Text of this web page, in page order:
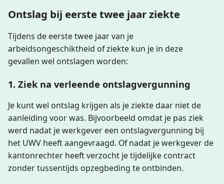
Ontslag bij eerste twee jaar ziekte
Tijdens de eerste twee jaar van je
arbeidsongeschiktheid of ziekte kun je in deze
gevallen wel ontslagen worden:
1. Ziek na verleende ontslagvergunning
Je kunt wel ontslag krijgen als je ziekte daar niet de
aanleiding voor was. Bijvoorbeeld omdat je pas ziek
werd nadat je werkgever een ontslagvergunning bij
het UWV heeft aangevraagd. Of nadat je werkgever de
kantonrechter heeft verzocht je tijdelijke contract
zonder tussentijds opzegbeding te ontbinden.